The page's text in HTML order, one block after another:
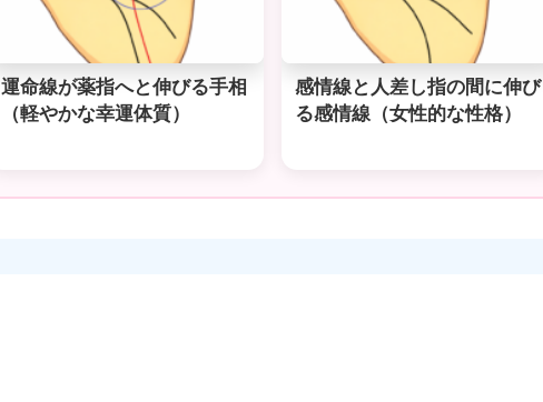
運命線が薬指へと伸びる手相
（軽やかな幸運体質）
感情線と人差し指の間に伸び
る感情線（女性的な性格）